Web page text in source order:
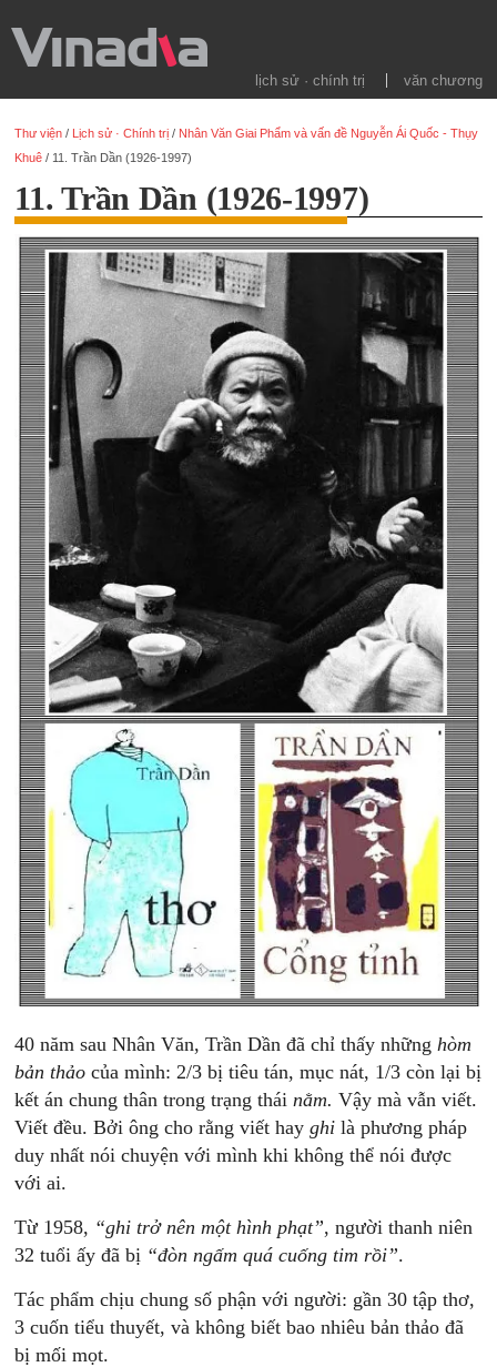
lịch sử · chính trị văn chương
Thư viện / Lịch sử · Chính trị / Nhân Văn Giai Phẩm và vấn đề Nguyễn Ái Quốc - Thụy
Khuê / 11. Trần Dần (1926-1997)
11. Trần Dần (1926-1997)
40 năm sau Nhân Văn, Trần Dần đã chỉ thấy những hòm
bản thảo của mình: 2/3 bị tiêu tán, mục nát, 1/3 còn lại bị
kết án chung thân trong trạng thái nằm. Vậy mà vẫn viết.
Viết đều. Bởi ông cho rằng viết hayghi là phương pháp
duy nhất nói chuyện với mình khi không thể nói được
với ai.
Từ 1958, “ghi trở nên một hình phạt”, người thanh niên
32 tuổi ấy đã bị “đòn ngấm quá cuống tim rồi”.
Tác phẩm chịu chung số phận với người: gần 30 tập thơ,
3 cuốn tiểu thuyết, và không biết bao nhiêu bản thảo đã
bị mối mọt.